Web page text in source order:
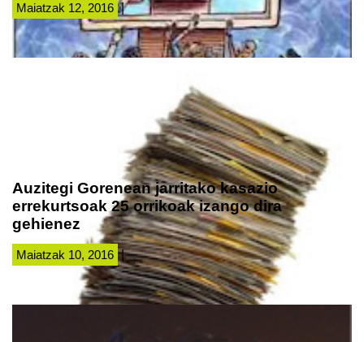
Maiatzak 12, 2016 |
Auzitegi Gorenean jarritako kasazio
errekurtsoak 25 orrikoak izango dira
gehienez
Maiatzak 10, 2016 |